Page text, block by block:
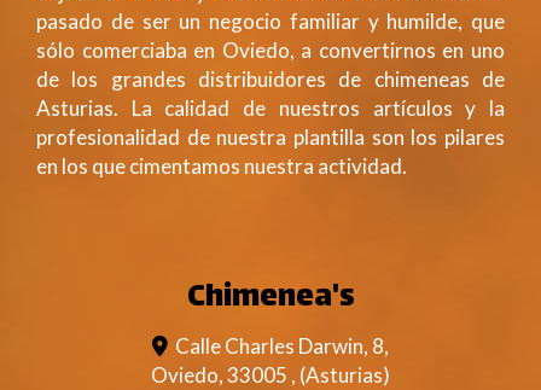
pasado de ser un negocio familiar y humilde, que
sólo comerciaba en Oviedo, a convertirnos en uno
de los grandes distribuidores de chimeneas de
Asturias. La calidad de nuestros artículos y la
profesionalidad de nuestra plantilla son los pilares
en los que cimentamos nuestra actividad.
Chimenea's
Calle Charles Darwin, 8,
Oviedo,33005 , (Asturias)